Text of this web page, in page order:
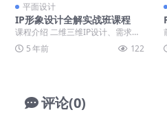
平面设计
IP形象设计全解实战班课程
课程介绍 二维三维IP设计、需求分
析、技法表现、运营推广，这两年I
P形象有多火爆...
5 年前 122
评论(0)